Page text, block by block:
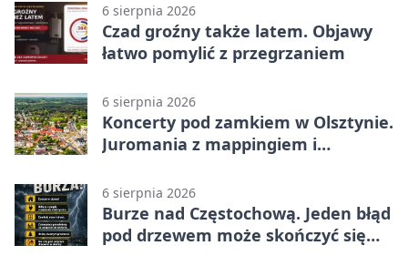
6 sierpnia 2026
Czad groźny także latem. Objawy
łatwo pomylić z przegrzaniem
6 sierpnia 2026
Koncerty pod zamkiem w Olsztynie.
Juromania z mappingiem i
6 sierpnia 2026
Burze nad Częstochową. Jeden błąd
pod drzewem może skończyć się